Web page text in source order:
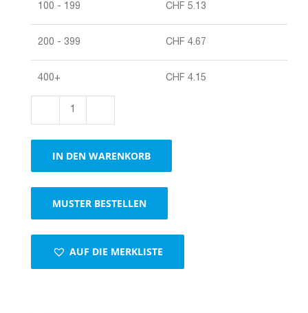
100 - 199 CHF 5.13
200 - 399 CHF 4.67
400+ CHF 4.15
braun
Menge
IN DEN WARENKORB
MUSTER BESTELLEN
AUF DIE MERKLISTE